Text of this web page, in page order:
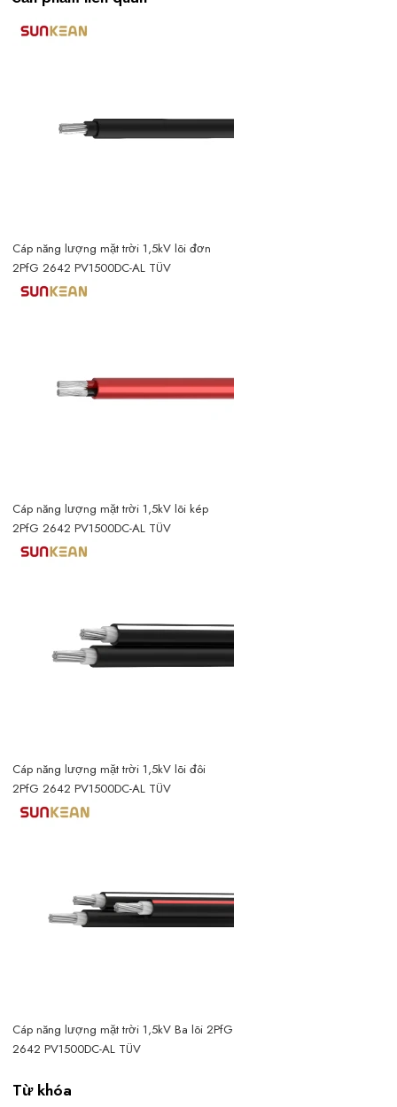
Cáp năng lượng mặt trời 1,5kV lõi đơn
2PfG 2642 PV1500DC-AL TÜV
Cáp năng lượng mặt trời 1,5kV lõi kép
2PfG 2642 PV1500DC-AL TÜV
Cáp năng lượng mặt trời 1,5kV lõi đôi
2PfG 2642 PV1500DC-AL TÜV
Cáp năng lượng mặt trời 1,5kV Ba lõi 2PfG
2642 PV1500DC-AL TÜV
Từ khóa